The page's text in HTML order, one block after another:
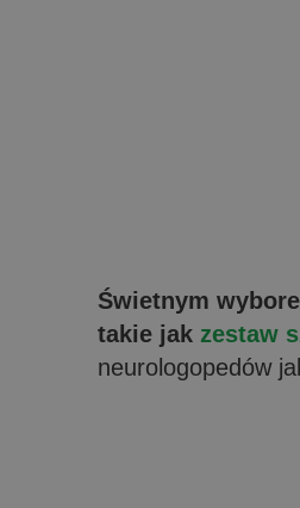
Świetnym
takie jak zestaw
neurologopedów